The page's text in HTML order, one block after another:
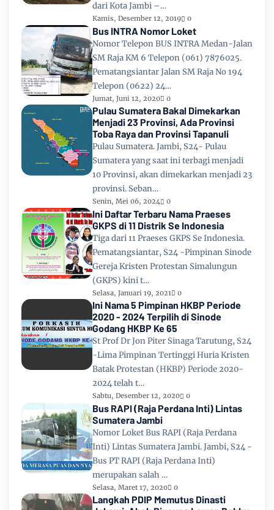
dari Kota Jambi –…
Kamis, Desember 12, 2019 0
Bus INTRA Nomor Loket
Nomor Telepon BUS INTRA Medan-Jalan
SM Raja KM 6 Telepon (061) 7876025.
Pematangsiantar Jalan SM Raja No 194
Telepon (0622) 24…
Jumat, Juni 12, 2020 0
Pulau Sumatera Bakal Dimekarkan
Menjadi 23 Provinsi, Ada Provinsi
Toba Raya dan Provinsi Tapanuli
Pulau Sumatera. Jambi, S24- Pulau
Sumatera yang saat ini terbagi menjadi
10 Provinsi, akan dimekarkan menjadi 23
provinsi. Seban…
Senin, Mei 06, 2024 0
Ini Daftar Terbaru Nama Praeses
GKPS di 11 Distrik Se Indonesia
Tiga dari 11 Praeses GKPS Se Indonesia.
Pematangsiantar, S24 -Pimpinan Sinode
Gereja Kristen Protestan Simalungun
(GKPS) kini t…
Selasa, Januari 19, 2021 0
Ini Nama 5 Pimpinan HKBP Periode
2020 - 2024 Terpilih di Sinode
Godang HKBP Ke 65
St Prof Dr Jon Piter Sinaga Tarutung, S24
-Lima Pimpinan Tertinggi Huria Kristen
Batak Protestan (HKBP) Periode 2020-
2024 telah t…
Sabtu, Desember 12, 2020 0
Bus RAPI (Raja Perdana Inti) Lintas
Sumatera Jambi
Nomor Loket Bus RAPI (Raja Perdana
Inti) Lintas Sumatera Jambi. Jambi, S24 -
Bus PT RAPI (Raja Perdana Inti)
merupakan salah …
Selasa, Maret 17, 2020 0
Langkah PDIP Memutus Dinasti